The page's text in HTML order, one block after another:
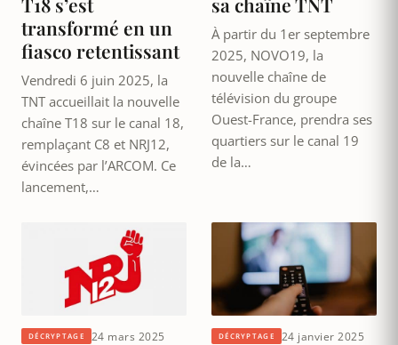
transformé en un
fiasco retentissant
Vendredi 6 juin 2025, la
TNT accueillait la nouvelle
chaîne T18 sur le canal 18,
remplaçant C8 et NRJ12,
évincées par l’ARCOM. Ce
lancement,…
À partir du 1er septembre
2025, NOVO19, la
nouvelle chaîne de
télévision du groupe
Ouest-France, prendra ses
quartiers sur le canal 19
de la…
DÉCRYPTAGE 24 mars 2025 DÉCRYPTAGE 24 janvier 2025